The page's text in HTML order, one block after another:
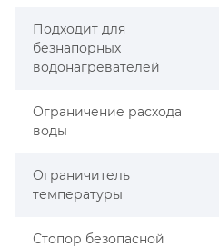
Подходит для
безнапорных
водонагревателей
Ограничение расхода
воды
Ограничитель
температуры
Стопор безопасной